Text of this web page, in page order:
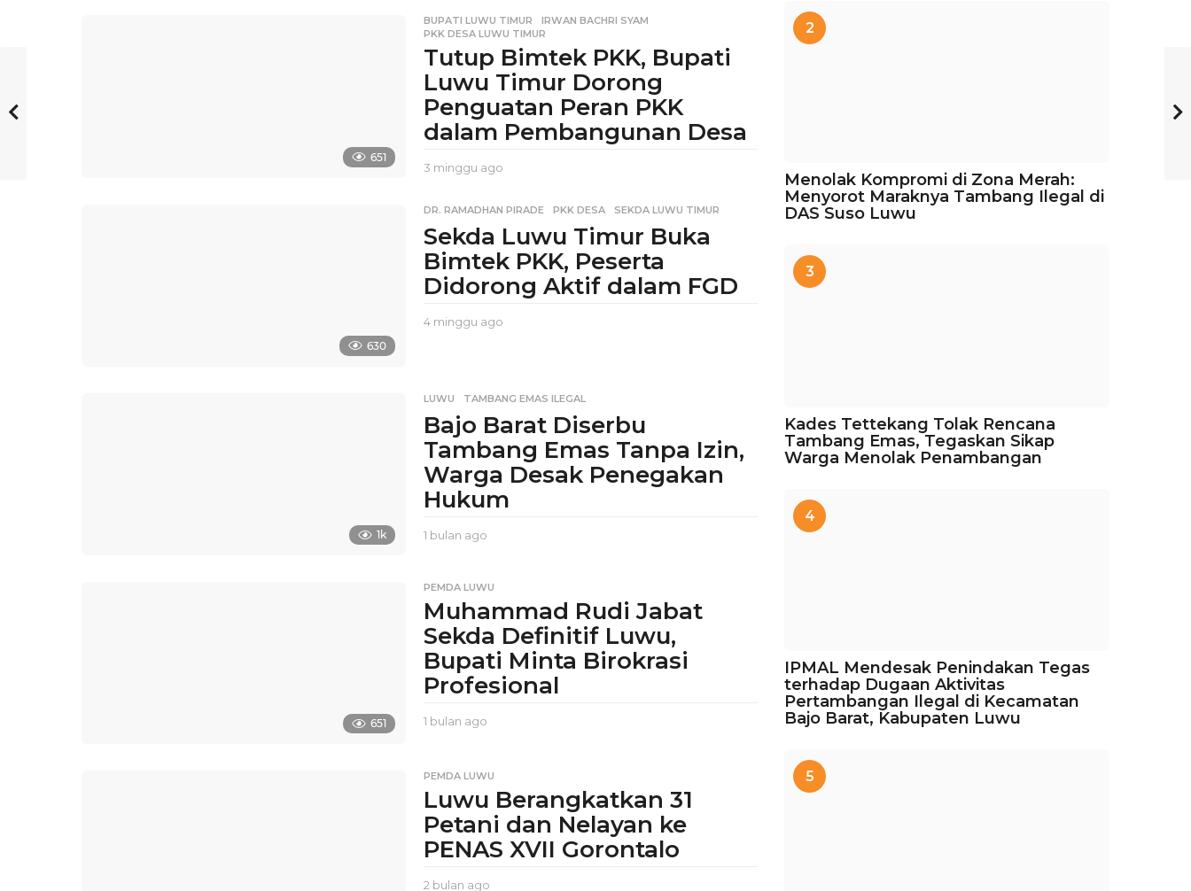
651
BUPATI LUWU TIMUR ,IRWAN BACHRI SYAM
PKK DESA LUWU TIMUR
Tutup Bimtek PKK, Bupati
Luwu Timur Dorong
Penguatan Peran PKK
dalam Pembangunan Desa
3 minggu ago
n
u
a
630
DR. RAMADHAN PIRADE ,PKK DESA ,SEKDA LUWU TIMUR
Sekda Luwu Timur Buka
Bimtek PKK, Peserta
Didorong Aktif dalam FGD
4 minggu ago
g
u
g
1k
LUWU ,TAMBANG EMAS ILEGAL
Bajo Barat Diserbu
Tambang Emas Tanpa Izin,
Warga Desak Penegakan
Hukum
1 bulan ago
l
n
a
g
o
651
PEMDA LUWU
Muhammad Rudi Jabat
Sekda Definitif Luwu,
Bupati Minta Birokrasi
Profesional
1 bulan ago
l
n
a
g
o
PEMDA LUWU
Luwu Berangkatkan 31
Petani dan Nelayan ke
PENAS XVII Gorontalo
2 bulan ago
2
Menolak Kompromi di Zona Merah:
Menyorot Maraknya Tambang Ilegal di
DAS Suso Luwu
3
Kades Tettekang Tolak Rencana
Tambang Emas, Tegaskan Sikap
Warga Menolak Penambangan
4
IPMAL Mendesak Penindakan Tegas
terhadap Dugaan Aktivitas
Pertambangan Ilegal di Kecamatan
Bajo Barat, Kabupaten Luwu
5